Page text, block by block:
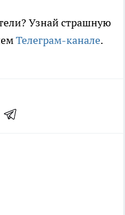
Узнай страшную
Телеграм-канале.